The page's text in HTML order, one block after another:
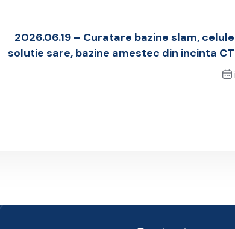
2026.06.19 – Curatare bazine slam,
solutie sare, bazine amestec din incinta